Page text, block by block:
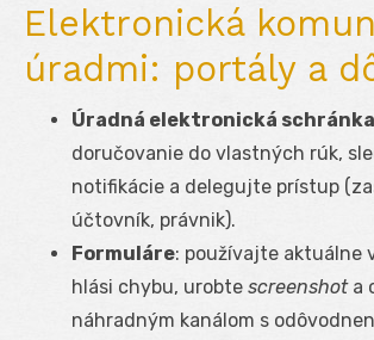
Elektronická
úradmi: portály a
Úradná elektronická schránka
doručovanie do vlastných rúk,
notifikácie a delegujte prístup
účtovník, právnik).
Formuláre: používajte aktuálne
hlási chybu, urobte screenshota
náhradným kanálom s